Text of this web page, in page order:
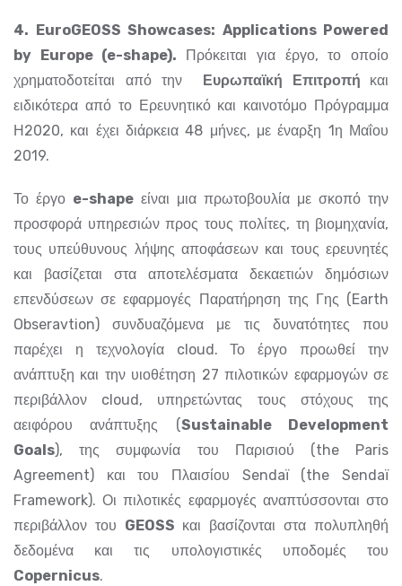
4. EuroGEOSS Showcases: Applications Powered
by Europe (e-shape).
Πρόκειται για έργο, το οποίο
χρηματοδοτείται από την Ευρωπαϊκή Επιτροπή και
ειδικότερα από το Ερευνητικό και καινοτόμο Πρόγραμμα
Η2020, και έχει διάρκεια 48 μήνες, με έναρξη 1η Μαΐου
2019.
Το έργο e-shape είναι μια πρωτοβουλία με σκοπό την
προσφορά υπηρεσιών προς τους πολίτες, τη βιομηχανία,
τους υπεύθυνους λήψης αποφάσεων και τους ερευνητές
και βασίζεται στα αποτελέσματα δεκαετιών δημόσιων
επενδύσεων σε εφαρμογές Παρατήρηση της Γης (Earth
Obseravtion) συνδυαζόμενα με τις δυνατότητες που
παρέχει η τεχνολογία cloud. Το έργο προωθεί την
ανάπτυξη και την υιοθέτηση 27 πιλοτικών εφαρμογών σε
περιβάλλον cloud, υπηρετώντας τους στόχους της
αειφόρου ανάπτυξης (Sustainable Development
Goals), της συμφωνία του Παρισιού (the Paris
Agreement) και του Πλαισίου Sendaï (the Sendaï
Framework). Οι πιλοτικές εφαρμογές αναπτύσσονται στο
περιβάλλον του GEOSS και βασίζονται στα πολυπληθή
δεδομένα και τις υπολογιστικές υποδομές του
Copernicus.